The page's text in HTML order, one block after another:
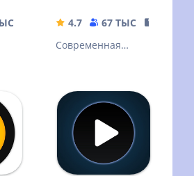
56.57 MB4.7 67 ТЫС
Современная